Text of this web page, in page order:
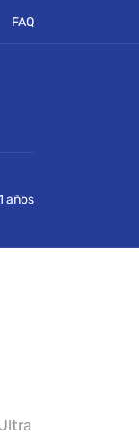
FAQ
años